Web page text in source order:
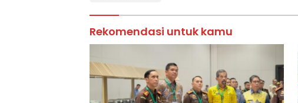
Rekomendasi untuk kamu